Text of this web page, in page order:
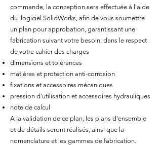
commande, la conception sera effectuée à l'aide
du logiciel SolidWorks, afin de vous soumettre
un plan pour approbation, garantissant une
fabrication suivant votre besoin, dans le respect
de votre cahier des charges
dimensions et tolérances
matières et protection anti-corrosion
fixations et accessoires mécaniques
pression d'utilisation et accessoires hydrauliques
note de calcul
A la validation de ce plan, les plans d'ensemble
et de détails seront réalisés, ainsi que la
nomenclature et les gammes de fabrication.